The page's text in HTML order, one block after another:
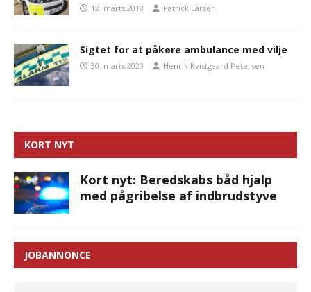
12. marts 2018 Patrick Larsen
Sigtet for at påkøre ambulance med vilje
30. marts 2020 Henrik Kvistgaard Petersen
KORT NYT
Kort nyt: Beredskabs båd hjalp
med pågribelse af indbrudstyve
JOBANNONCE